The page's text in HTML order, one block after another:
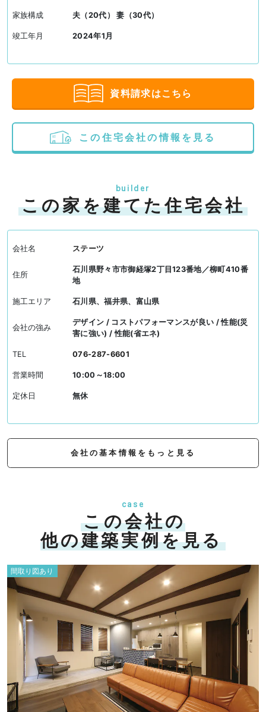
家族構成 夫（20代） 妻（30代）
竣工年月 2024年1月
資料請求はこちら
この住宅会社の情報を見る
builder
この家を建てた住宅会社
会社名 ステーツ
住所
石川県野々市市御経塚2丁目123番地／柳町410番
地
施工エリア 石川県、福井県、富山県
会社の強み
デザイン / コストパフォーマンスが良い / 性能(災
害に強い) / 性能(省エネ)
TEL 076-287-6601
営業時間 10:00～18:00
定休日 無休
会社の基本情報をもっと見る
case
この会社の
他の建築実例を見る
間取り図あり